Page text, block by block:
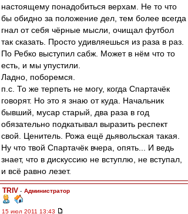
настоящему понадобиться верхам. Не то что
бы обидно за положение дел, тем более всегда
гнал от себя чёрные мысли, очищал футбол
так сказать. Просто удивляешься из раза в раз.
По Ребко выступил сабж. Может в нём что то
есть, и мы упустили.
Ладно, поборемся.
п.с. То же терпеть не могу, когда Спартачёк
говорят. Но это я знаю от куда. Начальник
бывший, мусар старый, два раза в год
обязательно подкатывал выразить респект
свой. Ценитель. Рожа ещё дьявольская такая.
Ну что твой Спартачёк вчера, опять... И ведь
знает, что в дискуссию не вступлю, не вступал,
и всё равно лезет.
TRIV - Администратор
15 июл 2011 13:43